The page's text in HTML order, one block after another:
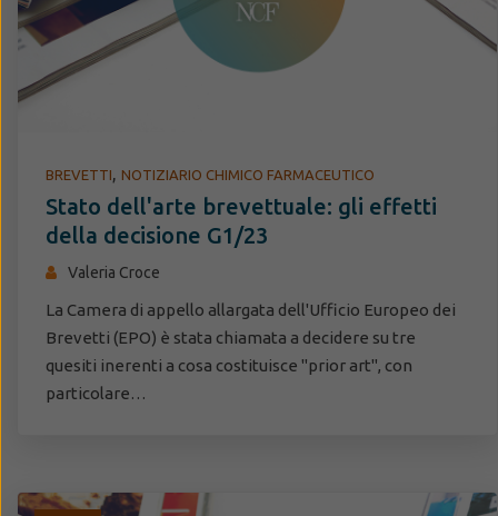
BREVETTI, NOTIZIARIO CHIMICO FARMACEUTICO
Stato dell'arte brevettuale: gli effetti
della decisione G1/23
Valeria Croce
La Camera di appello allargata dell'Ufficio Europeo dei
Brevetti (EPO) è stata chiamata a decidere su tre
quesiti inerenti a cosa costituisce "prior art", con
particolare…